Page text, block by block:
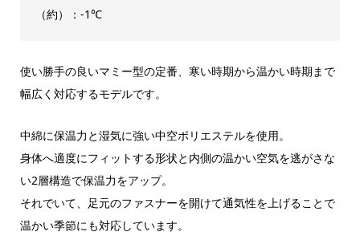
（約）：-1℃
使い勝手の良いマミー型の定番、寒い時期から温かい時期まで
幅広く対応するモデルです。
中綿に保温力と湿気に強い中空ポリエステルを使用。
身体へ適度にフィットする形状と内側の温かい空気を逃がさな
い2層構造で保温力をアップ。
それでいて、足元のファスナーを開けて通気性を上げることで
温かい季節にも対応しています。